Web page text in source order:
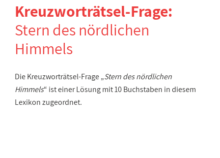
Kreuzworträtsel-Frage:
Stern des nördlichen
Himmels
Die Kreuzworträtsel-Frage „Stern des nördlichen
Himmels“ ist einer Lösung mit 10 Buchstaben in diesem
Lexikon zugeordnet.